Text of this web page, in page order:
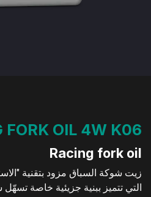
FORK OIL 4W K06
Racing fork oil
زيت شوكة السباق مزود بتقنية
التي تتميز ببنية جزيئية خاصة